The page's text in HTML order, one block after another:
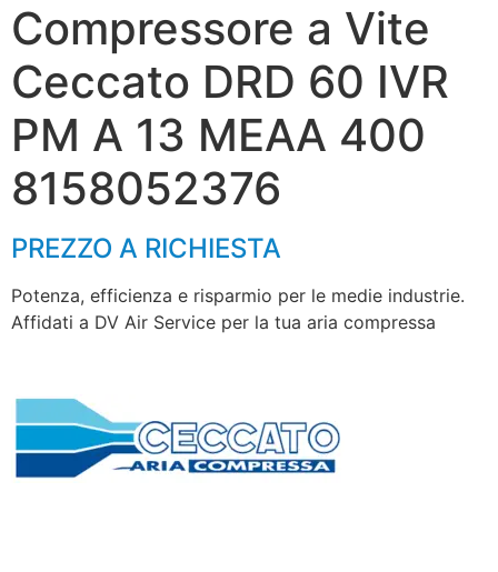
Compressore a Vite
Ceccato DRD 60 IVR
PM A 13 MEAA 400
8158052376
PREZZO A RICHIESTA
Potenza, efficienza e risparmio per le medie industrie.
Affidati a DV Air Service per la tua aria compressa